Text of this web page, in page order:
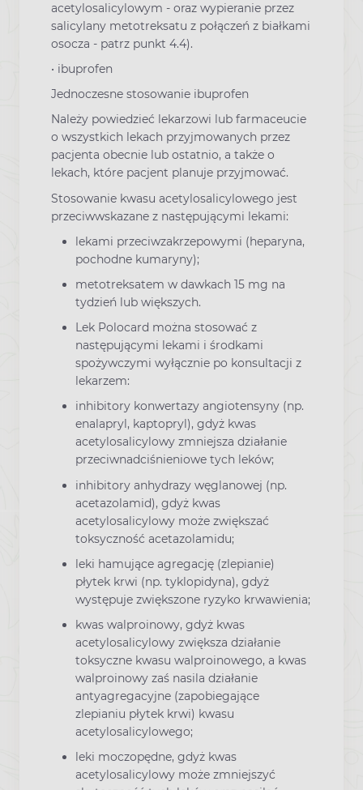
acetylosalicylowym - oraz wypieranie przez
salicylany metotreksatu z połączeń z białkami
osocza - patrz punkt 4.4).
• ibuprofen
Jednoczesne stosowanie ibuprofen
Należy powiedzieć lekarzowi lub farmaceucie
o wszystkich lekach przyjmowanych przez
pacjenta obecnie lub ostatnio, a także o
lekach, które pacjent planuje przyjmować.
Stosowanie kwasu acetylosalicylowego jest
przeciwwskazane z następującymi lekami:
lekami przeciwzakrzepowymi (heparyna,
pochodne kumaryny);
metotreksatem w dawkach 15 mg na
tydzień lub większych.
Lek Polocard można stosować z
następującymi lekami i środkami
spożywczymi wyłącznie po konsultacji z
lekarzem:
inhibitory konwertazy angiotensyny (np.
enalapryl, kaptopryl), gdyż kwas
acetylosalicylowy zmniejsza działanie
przeciwnadciśnieniowe tych leków;
inhibitory anhydrazy węglanowej (np.
acetazolamid), gdyż kwas
acetylosalicylowy może zwiększać
toksyczność acetazolamidu;
leki hamujące agregację (zlepianie)
płytek krwi (np. tyklopidyna), gdyż
występuje zwiększone ryzyko krwawienia;
kwas walproinowy, gdyż kwas
acetylosalicylowy zwiększa działanie
toksyczne kwasu walproinowego, a kwas
walproinowy zaś nasila działanie
antyagregacyjne (zapobiegające
zlepianiu płytek krwi) kwasu
acetylosalicylowego;
leki moczopędne, gdyż kwas
acetylosalicylowy może zmniejszyć